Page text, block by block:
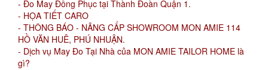
- Đo May Đồng Phục tại Thành Đoàn Quận 1.
- HỌA TIẾT CARO
- THÔNG BÁO - NÂNG CẤP SHOWROOM MON AMIE 114
HỒ VĂN HUÊ, PHÚ NHUẬN.
- Dịch vụ May Đo Tại Nhà của MON AMIE TAILOR HOME là
gì?